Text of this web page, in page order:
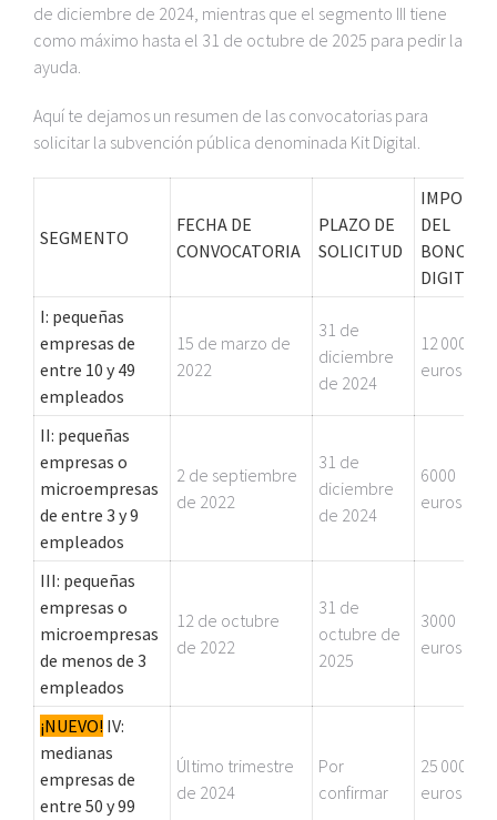
de diciembre de 2024, mientras que el segmento III tiene
como máximo hasta el 31 de octubre de 2025 para pedir la
ayuda.
Aquí te dejamos un resumen de las convocatorias para
solicitar la subvención pública denominada Kit Digital.
SEGMENTO
FECHA DE
CONVOCATORIA
PLAZO DE
SOLICITUD
IMPORTE
DEL
BONO
DIGITAL
I: pequeñas
empresas de
entre 10 y 49
empleados
15 de marzo de
2022
31 de
diciembre
de 2024
12 000
euros
II: pequeñas
empresas o
microempresas
de entre 3 y 9
empleados
2 de septiembre
de 2022
31 de
diciembre
de 2024
6000
euros
III: pequeñas
empresas o
microempresas
de menos de 3
empleados
12 de octubre
de 2022
31 de
octubre de
2025
3000
euros
¡NUEVO! IV:
medianas
empresas de
entre 50 y 99
Último trimestre
de 2024
Por
confirmar
25 000
euros